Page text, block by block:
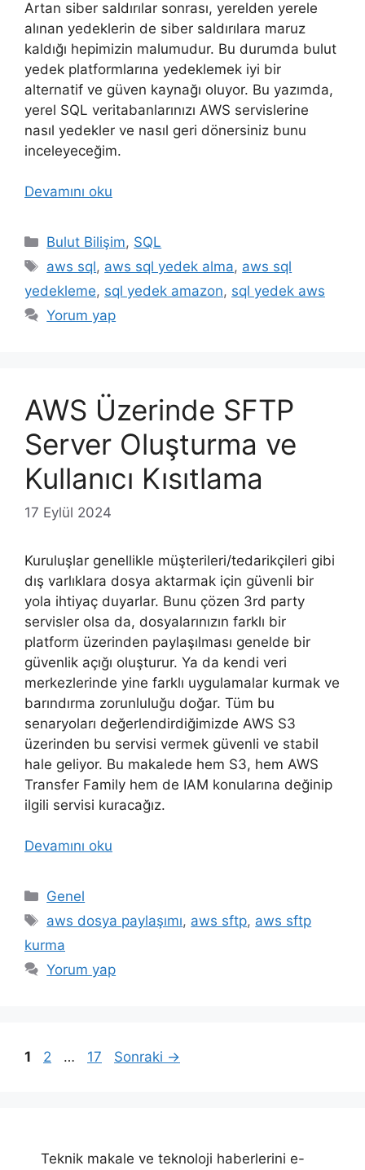
Artan siber saldırılar sonrası, yerelden yerele
alınan yedeklerin de siber saldırılara maruz
kaldığı hepimizin malumudur. Bu durumda bulut
yedek platformlarına yedeklemek iyi bir
alternatif ve güven kaynağı oluyor. Bu yazımda,
yerel SQL veritabanlarınızı AWS servislerine
nasıl yedekler ve nasıl geri dönersiniz bunu
inceleyeceğim.
Devamını oku
Kategoriler
Bulut Bilişim, SQL
Etiketler
aws sql, aws sql yedek alma, aws sql
yedekleme, sql yedek amazon, sql yedek aws
Yorum yap
AWS Üzerinde SFTP
Server Oluşturma ve
Kullanıcı Kısıtlama
17 Eylül 2024
Kuruluşlar genellikle müşterileri/tedarikçileri gibi
dış varlıklara dosya aktarmak için güvenli bir
yola ihtiyaç duyarlar. Bunu çözen 3rd party
servisler olsa da, dosyalarınızın farklı bir
platform üzerinden paylaşılması genelde bir
güvenlik açığı oluşturur. Ya da kendi veri
merkezlerinde yine farklı uygulamalar kurmak ve
barındırma zorunluluğu doğar. Tüm bu
senaryoları değerlendirdiğimizde AWS S3
üzerinden bu servisi vermek güvenli ve stabil
hale geliyor. Bu makalede hem S3, hem AWS
Transfer Family hem de IAM konularına değinip
ilgili servisi kuracağız.
Devamını oku
Kategoriler
Genel
Etiketler
aws dosya paylaşımı, aws sftp, aws sftp
kurma
Yorum yap
Sayfa
1 Sayfa
2 … Sayfa
17 Sonraki →
Teknik makale ve teknoloji haberlerini e-